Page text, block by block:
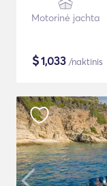
Motorinė jachta
$1,033 /naktinis